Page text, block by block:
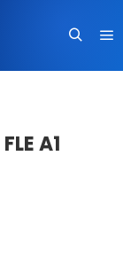
FLE A1